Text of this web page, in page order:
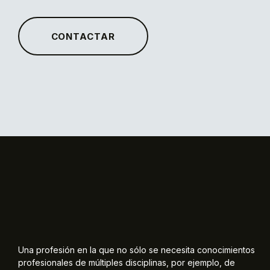
CONTACTAR
Una profesión en la que no sólo se necesita conocimientos
profesionales de múltiples disciplinas, por ejemplo, de